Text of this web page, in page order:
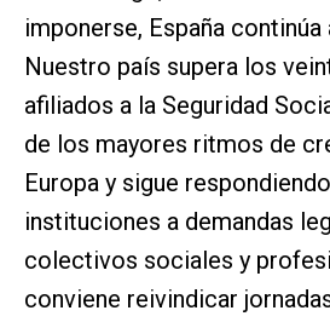
imponerse, España continúa
Nuestro país supera los
afiliados a la Seguridad
de los mayores ritmos de
Europa y sigue
instituciones a demandas
colectivos sociales y
conviene reivindicar